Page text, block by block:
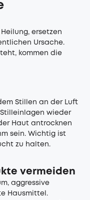
ersetzen
Ursache.
kommen die
Stillen an der Luft
wieder
Haut antrocknen
sein. Wichtig ist
zu halten.
vermeiden
aggressive
Hausmittel.